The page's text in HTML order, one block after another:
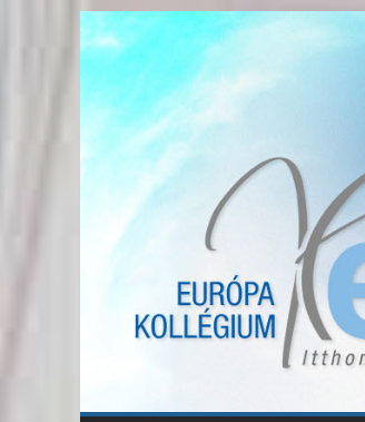
to
content